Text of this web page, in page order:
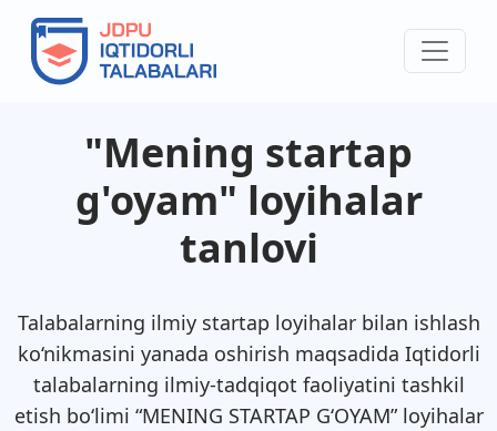
"Mening startap
g'oyam" loyihalar
tanlovi
Talabalarning ilmiy startap loyihalar bilan ishlash
ko‘nikmasini yanada oshirish maqsadida Iqtidorli
talabalarning ilmiy-tadqiqot faoliyatini tashkil
etish bo‘limi “MENING STARTAP G‘OYAM” loyihalar